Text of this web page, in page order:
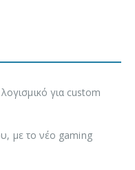
για custom
με το νέο gaming